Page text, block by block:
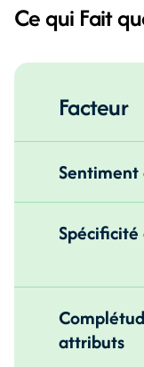
Ce qui Fait
Facteur
Sentiment
Spécificité
attributs